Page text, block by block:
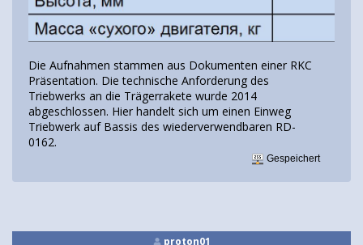
Die Aufnahmen stammen aus Dokumenten einer RKC
Präsentation. Die technische Anforderung des
Triebwerks an die Trägerrakete wurde 2014
abgeschlossen. Hier handelt sich um einen Einweg
Triebwerk auf Bassis des wiederverwendbaren RD-
0162.
Gespeichert
proton01